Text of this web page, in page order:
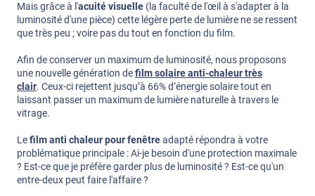
Mais grâce à l'acuité visuelle (la faculté de l'œil à s'adapter à la
luminosité d'une pièce) cette légère perte de lumière ne se ressent
que très peu ; voire pas du tout en fonction du film.
Afin de conserver un maximum de luminosité, nous proposons
une nouvelle génération defilm solaire anti-chaleur très
clair. Ceux-ci rejettent jusqu’à 66% d’énergie solaire tout en
laissant passer un maximum de lumière naturelle à travers le
vitrage.
Lefilm anti chaleur pour fenêtreadapté répondra à votre
problématique principale : Ai-je besoin d'une protection maximale
? Est-ce que je préfère garder plus de luminosité ? Est-ce qu'un
entre-deux peut faire l'affaire ?